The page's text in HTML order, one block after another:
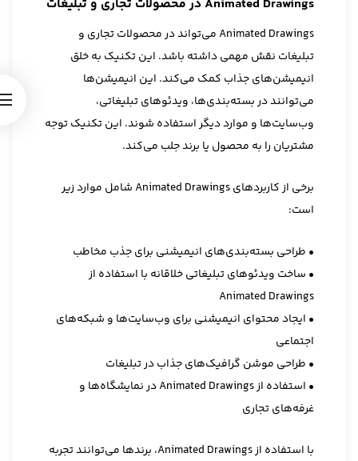
Animated Drawings در محصولات تجاری و تبلیغات
Animated Drawings می‌تواند در محصولات تجاری و
تبلیغات نقش مهمی داشته باشد. این تکنیک به خلق
انیمیشن‌های جذاب کمک می‌کند. این انیمیشن‌ها
می‌توانند در بسته‌بندی‌ها، ویدئوهای تبلیغاتی،
وب‌سایت‌ها و موارد دیگر استفاده شوند. این تکنیک توجه
مشتریان را به محصول یا برند جلب می‌کند.
برخی از کاربردهای Animated Drawings شامل موارد زیر
است:
• طراحی بسته‌بندی‌های انیمیشنی برای جذب مخاطب
• ساخت ویدئوهای تبلیغاتی خلاقانه با استفاده از
Animated Drawings
• ایجاد محتوای انیمیشنی برای وب‌سایت‌ها و شبکه‌های
اجتماعی
• طراحی موشن گرافیک‌های جذاب در تبلیغات
• استفاده از Animated Drawings در نمایشگاه‌ها و
غرفه‌های تجاری
با استفاده از Animated Drawings، برندها می‌توانند تجربه